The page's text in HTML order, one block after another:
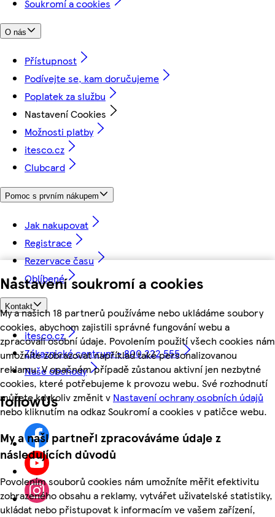
Nastavení soukromí a cookies
My a našich 18 partnerů používáme nebo ukládáme soubory
cookies, abychom zajistili správné fungování webu a
zpracovali osobní údaje. Povolením použití všech cookies nám
umožníte zobrazovat například také personalizovanou
reklamu. V opačném případě zůstanou aktivní jen nezbytné
cookies, které potřebujeme k provozu webu. Své rozhodnutí
můžete kdykoliv změnit v Nastavení ochrany osobních údajů
nebo kliknutím na odkaz Soukromí a cookies v patičce webu.
My a naši partneři zpracováváme údaje z
následujících důvodů
Povolením souborů cookies nám umožníte měřit efektivitu
zobrazeného obsahu a reklamy, vytvářet uživatelské statistiky,
ukládat nebo přistupovat k informacím ve vašem zařízení,
Soukromí a cookies
O nás
Přístupnost
Podívejte se, kam doručujeme
Poplatek za službu
Nastavení Cookies
Možnosti platby
itesco.cz
Clubcard
Pomoc s prvním nákupem
Jak nakupovat
Registrace
Rezervace času
Oblíbené
Kontakt
itesco.cz
Zákaznické centrum - 800 222 555
Naše obchody
followUs